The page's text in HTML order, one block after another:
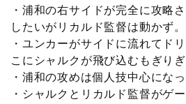
・浦和の右サイドが完全に攻略
したいがリカルド監督は動かず。
・ユンカーがサイドに流れてド
こにシャルクが飛び込むもぎりぎ
・浦和の攻めは個人技中心になっ
・シャルクとリカルド監督がゲ